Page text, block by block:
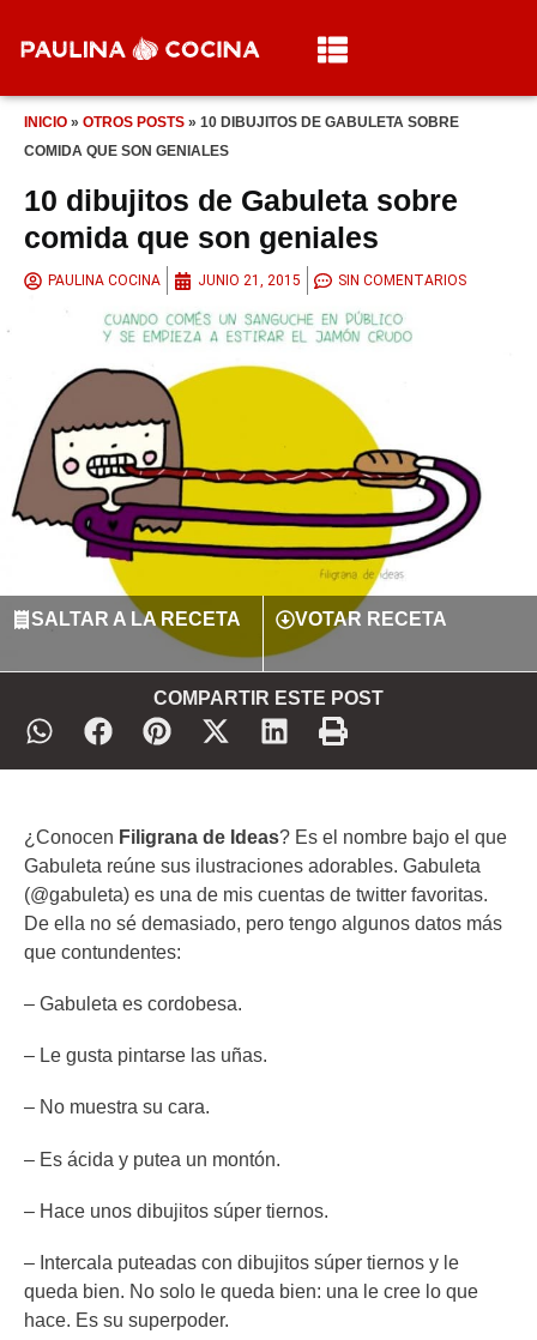
INICIO » OTROS POSTS » 10 DIBUJITOS DE GABULETA SOBRE
COMIDA QUE SON GENIALES
10 dibujitos de Gabuleta sobre
comida que son geniales
PAULINA COCINA JUNIO 21, 2015 SIN COMENTARIOS
SALTAR A LA RECETA VOTAR RECETA
COMPARTIR ESTE POST
¿Conocen Filigrana de Ideas? Es el nombre bajo el que
Gabuleta reúne sus ilustraciones adorables. Gabuleta
(@gabuleta) es una de mis cuentas de twitter favoritas.
De ella no sé demasiado, pero tengo algunos datos más
que contundentes:
– Gabuleta es cordobesa.
– Le gusta pintarse las uñas.
– No muestra su cara.
– Es ácida y putea un montón.
– Hace unos dibujitos súper tiernos.
– Intercala puteadas con dibujitos súper tiernos y le
queda bien. No solo le queda bien: una le cree lo que
hace. Es su superpoder.